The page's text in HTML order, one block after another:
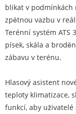
blikat v podmínkách
zpětnou vazbu v
Terénní systém ATS
písek, skála a
zábavu v terénu.
Hlasový asistent
teploty klimatizace,
funkcí, aby